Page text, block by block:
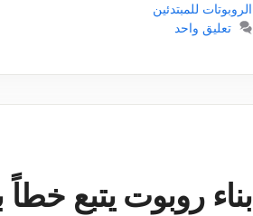
الروبوتات للمبتدئين
تعليق واحد